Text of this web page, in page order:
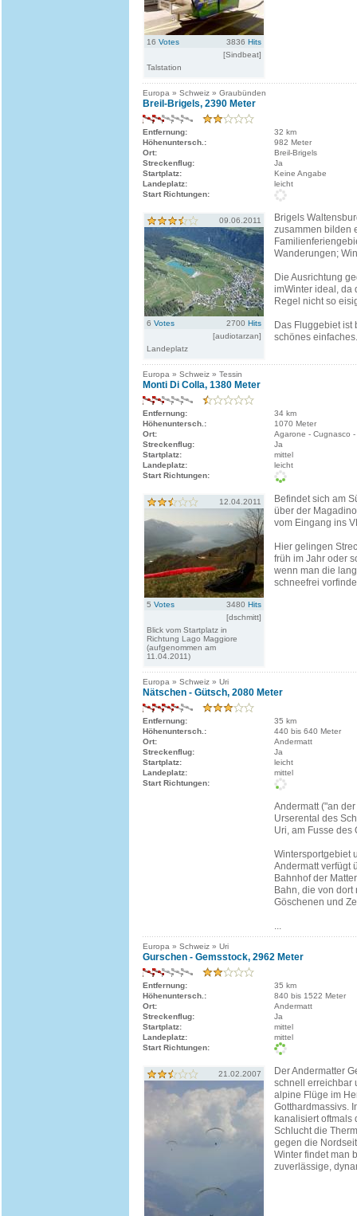
16 Votes 3836 Hits
[Sindbeat]
Talstation
Europa » Schweiz » Graubünden
Breil-Brigels, 2390 Meter
Entfernung:
32 km
Höhenuntersch.:
982 Meter
Ort:
Breil-Brigels
Streckenflug:
Ja
Startplatz:
Keine Angabe
Landeplatz:
leicht
Start Richtungen:
09.06.2011
6 Votes 2700 Hits
[audiotarzan]
Landeplatz
Brigels
zusammen bilden
Wanderungen;
Die Ausrichtung
imWinter ideal, da
Regel nicht so
Das Fluggebiet ist
schönes
Europa » Schweiz » Tessin
Monti Di Colla, 1380 Meter
Entfernung:
34 km
Höhenuntersch.:
1070 Meter
Ort:
Agarone - Cugnasco
Streckenflug:
Ja
Startplatz:
mittel
Landeplatz:
leicht
Start Richtungen:
12.04.2011
5 Votes 3480 Hits
[dschmitt]
Blick vom Startplatz in
Richtung Lago Maggiore
(aufgenommen am
11.04.2011)
Befindet sich am
über der
vom Eingang ins
Hier gelingen
früh im Jahr oder
wenn man die
schneefrei
Europa » Schweiz » Uri
Nätschen - Gütsch, 2080 Meter
Entfernung:
35 km
Höhenuntersch.:
440 bis 640 Meter
Ort:
Andermatt
Streckenflug:
Ja
Startplatz:
leicht
Landeplatz:
mittel
Start Richtungen:
Andermatt ("an
Urserental des
Uri, am Fusse des
Wintersportgebiet
Andermatt verfügt
Bahnhof der
Bahn, die von dort
Göschenen und
...
Europa » Schweiz » Uri
Gurschen - Gemsstock, 2962 Meter
Entfernung:
35 km
Höhenuntersch.:
840 bis 1522 Meter
Ort:
Andermatt
Streckenflug:
Ja
Startplatz:
mittel
Landeplatz:
mittel
Start Richtungen:
21.02.2007
Der Andermatter
schnell erreichbar
alpine Flüge im
Gotthardmassivs.
kanalisiert oftmals
Schlucht die
gegen die
Winter findet man
zuverlässige,